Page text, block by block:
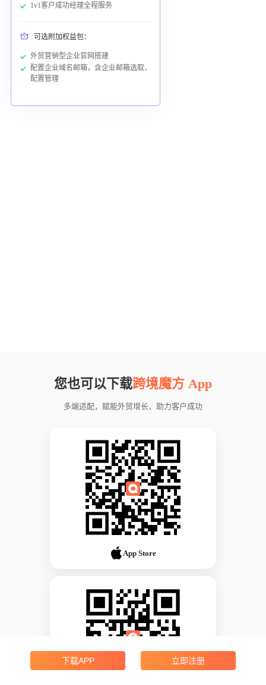
1v1客户成功经理全程服务
可选附加权益包：
外贸营销型企业官网搭建
配置企业域名邮箱，含企业邮箱选取、
配置管理
您也可以下载跨境魔方 App
多端适配，赋能外贸增长，助力客户成功
App Store
下载APP 立即注册